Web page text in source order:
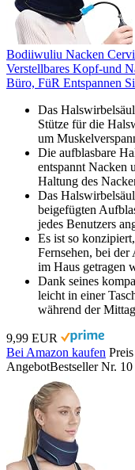
Bodiiwuliu Nacken
Verstellbares Kopf-und
Büro, FüR Entspannen
Das
Stütze für die
um
Die aufblasbare
entspannt Nacken
Haltung des
Das
beigefügten
jedes Benutzers
Es ist so
Fernsehen, bei
im Haus getragen
Dank seines
leicht in einer
während der
9,99 EUR
Bei Amazon kaufen
AngebotBestseller Nr. 10